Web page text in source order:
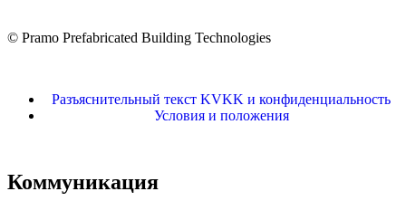
© Pramo Prefabricated Building Technologies
Разъяснительный текст KVKK и конфиденциальность
Условия и положения
Коммуникация